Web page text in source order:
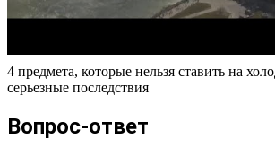
4 предмета, которые нельзя ставить на
серьезные последствия
Вопрос-ответ